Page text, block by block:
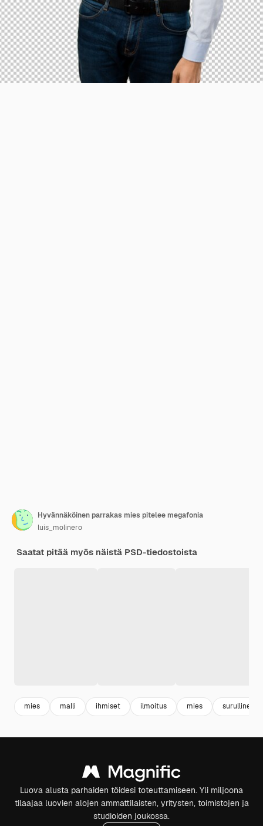
Hyvännäköinen parrakas mies pitelee megafonia
luis_molinero
Saatat pitää myös näistä PSD-tiedostoista
mies malli ihmiset ilmoitus mies surullinen
Luova alusta parhaiden töidesi toteuttamiseen. Yli miljoona
tilaajaa luovien alojen ammattilaisten, yritysten, toimistojen ja
studioiden joukossa.